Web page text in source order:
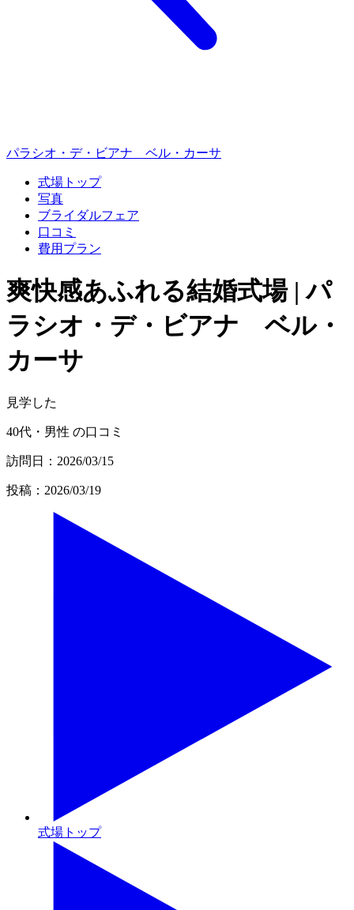
パラシオ・デ・ビアナ ベル・カーサ
式場トップ
写真
ブライダルフェア
口コミ
費用プラン
爽快感あふれる結婚式場 | パ
ラシオ・デ・ビアナ ベル・
カーサ
見学した
40代・男性 の口コミ
訪問日：2026/03/15
投稿：2026/03/19
式場トップ